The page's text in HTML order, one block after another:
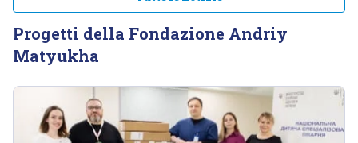
Progetti della Fondazione Andriy
Matyukha